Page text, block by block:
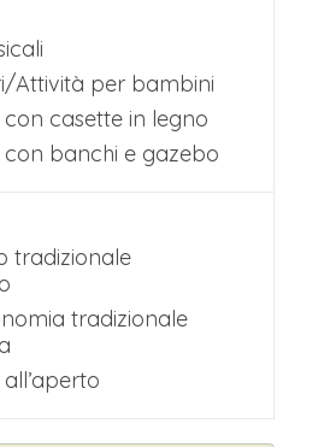
Attività per bambini
casette in legno
banchi e gazebo
tradizionale
tradizionale